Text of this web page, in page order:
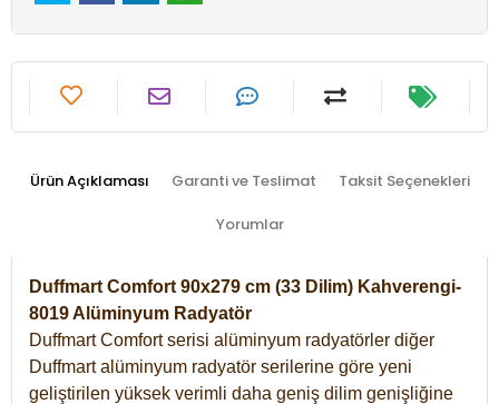
Ürün Açıklaması Garanti ve Teslimat Taksit Seçenekleri
Yorumlar
Duffmart Comfort 90x279 cm (33 Dilim) Kahverengi-
8019 Alüminyum Radyatör
Duffmart Comfort serisi alüminyum radyatörler diğer
Duffmart alüminyum radyatör serilerine göre yeni
geliştirilen yüksek verimli daha geniş dilim genişliğine